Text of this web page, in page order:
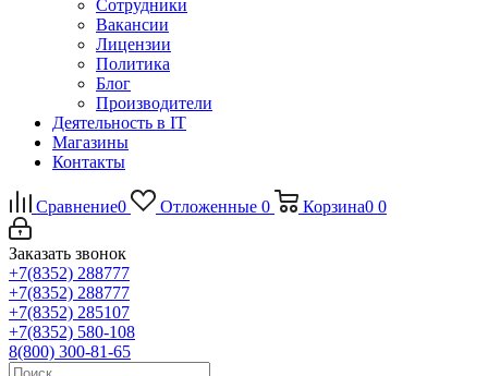
Сотрудники
Вакансии
Лицензии
Политика
Блог
Производители
Деятельность в IT
Магазины
Контакты
Сравнение0 Отложенные 0 Корзина0 0
Заказать звонок
+7(8352) 288777
+7(8352) 288777
+7(8352) 285107
+7(8352) 580-108
8(800) 300-81-65